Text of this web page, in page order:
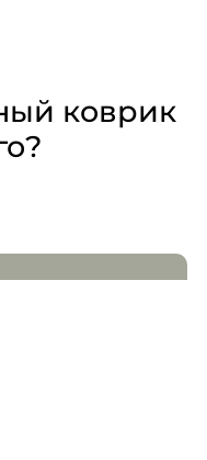
коврик